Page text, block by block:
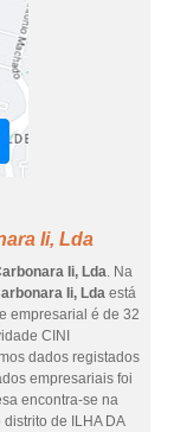
Ii, Lda
Ii, Lda. Na
Ii, Lda está
empresarial é de 32
CINI
dados registados
empresariais foi
encontra-se na
de ILHA DA